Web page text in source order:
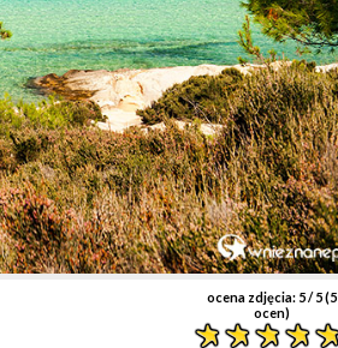
ocena zdjęcia: 5/ 5 (5
ocen)